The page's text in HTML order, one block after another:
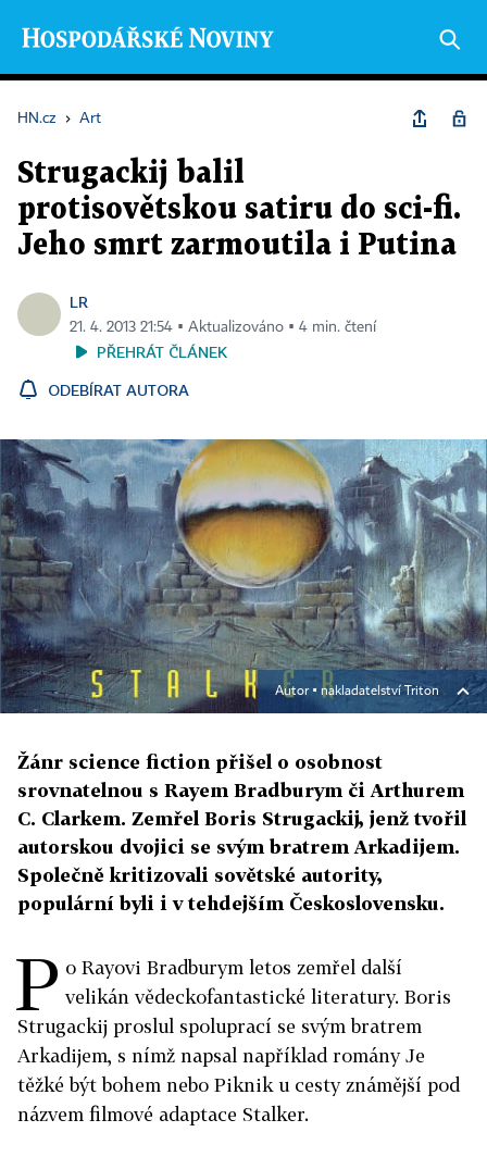
HN.cz › Art
Strugackij balil
protisovětskou satiru do sci-fi.
Jeho smrt zarmoutila i Putina
LR
21. 4. 2013 21:54 ▪ Aktualizováno ▪ 4 min. čtení
PŘEHRÁT ČLÁNEK
ODEBÍRAT AUTORA
Autor ▪ nakladatelství Triton
Žánr science fiction přišel o osobnost
srovnatelnou s Rayem Bradburym či Arthurem
C. Clarkem. Zemřel Boris Strugackij, jenž tvořil
autorskou dvojici se svým bratrem Arkadijem.
Společně kritizovali sovětské autority,
populární byli i v tehdejším Československu.
P o Rayovi Bradburym letos zemřel další
velikán vědeckofantastické literatury. Boris
Strugackij proslul spoluprací se svým bratrem
Arkadijem, s nímž napsal například romány Je
těžké být bohem nebo Piknik u cesty známější pod
názvem filmové adaptace Stalker.